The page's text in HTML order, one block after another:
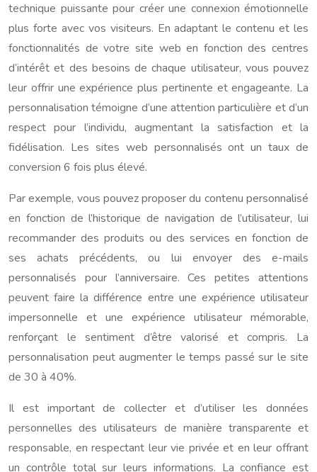
technique puissante pour créer une connexion émotionnelle
plus forte avec vos visiteurs. En adaptant le contenu et les
fonctionnalités de votre site web en fonction des centres
d’intérêt et des besoins de chaque utilisateur, vous pouvez
leur offrir une expérience plus pertinente et engageante. La
personnalisation témoigne d’une attention particulière et d’un
respect pour l’individu, augmentant la satisfaction et la
fidélisation. Les sites web personnalisés ont un taux de
conversion 6 fois plus élevé.
Par exemple, vous pouvez proposer du contenu personnalisé
en fonction de l’historique de navigation de l’utilisateur, lui
recommander des produits ou des services en fonction de
ses achats précédents, ou lui envoyer des e-mails
personnalisés pour l’anniversaire. Ces petites attentions
peuvent faire la différence entre une expérience utilisateur
impersonnelle et une expérience utilisateur mémorable,
renforçant le sentiment d’être valorisé et compris. La
personnalisation peut augmenter le temps passé sur le site
de 30 à 40%.
Il est important de collecter et d’utiliser les données
personnelles des utilisateurs de manière transparente et
responsable, en respectant leur vie privée et en leur offrant
un contrôle total sur leurs informations. La confiance est